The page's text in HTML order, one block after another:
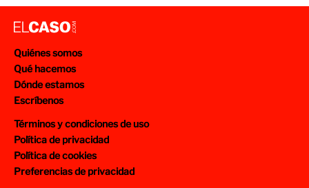
Quiénes somos
Qué hacemos
Dónde estamos
Escríbenos
Términos y condiciones de uso
Política de privacidad
Política de cookies
Preferencias de privacidad